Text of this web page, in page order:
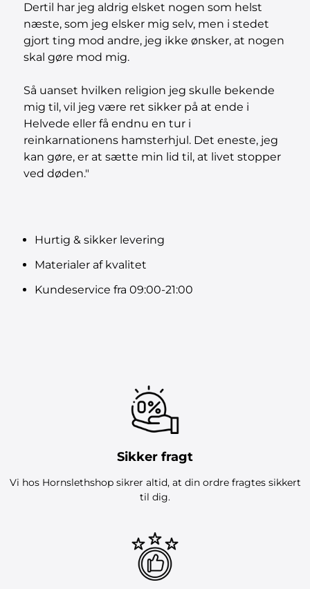
Dertil har jeg aldrig elsket nogen som helst
næste, som jeg elsker mig selv, men i stedet
gjort ting mod andre, jeg ikke ønsker, at nogen
skal gøre mod mig.
Så uanset hvilken religion jeg skulle bekende
mig til, vil jeg være ret sikker på at ende i
Helvede eller få endnu en tur i
reinkarnationens hamsterhjul. Det eneste, jeg
kan gøre, er at sætte min lid til, at livet stopper
ved døden."
Hurtig & sikker levering
Materialer af kvalitet
Kundeservice fra 09:00-21:00
Sikker fragt
Vi hos Hornslethshop sikrer altid, at din ordre fragtes sikkert
til dig.